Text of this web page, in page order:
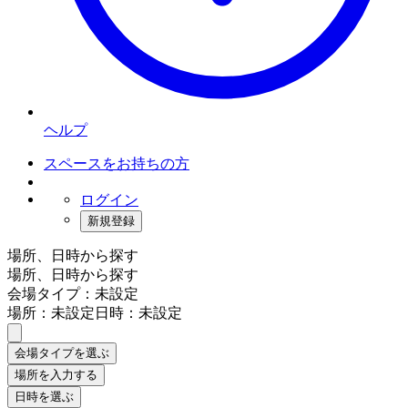
ヘルプ
スペースをお持ちの方
ログイン
新規登録
場所、日時から探す
場所、日時から探す
会場タイプ：未設定
場所：未設定日時：未設定
会場タイプを選ぶ
場所を入力する
日時を選ぶ